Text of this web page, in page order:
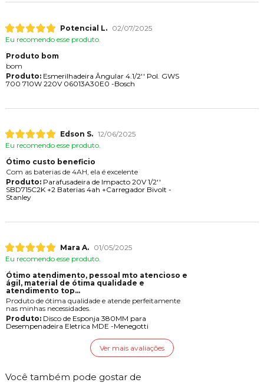
Potencial L.
02/07/2025
Eu recomendo esse produto.
Produto bom
bom
Produto:Esmerilhadeira Ângular 4.1/2'' Pol. GWS
700 710W 220V 06013A30E0 -Bosch
Edson S. 12/06/2025
Eu recomendo esse produto.
Ótimo custo beneficio
Com as baterias de 4AH, ela é excelente
Produto:Parafusadeira de Impacto 20V 1/2''
SBD715C2K +2 Baterias 4ah +Carregador Bivolt -
Stanley
Mara A.
01/05/2025
Eu recomendo esse produto.
Ótimo atendimento, pessoal mto atencioso e
gil, material de ótima qualidade e
atendimento top...
Produto de ótima qualidade e atende perfeitamente
nas minhas necessidades.
Produto:Disco de Esponja 380MM para
Desempenadeira Eletrica MDE -Menegotti
Ver mais avaliações
Você também pode gostar de